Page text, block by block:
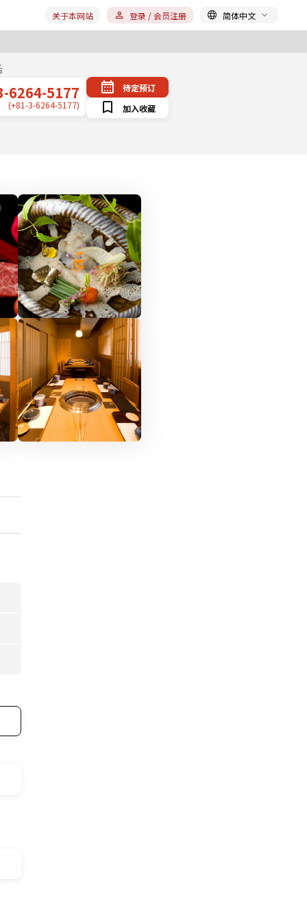
关于本网站 登录 / 会员注册 简体中文
6264-5177
(+81-3-6264-5177)
待定预订
加入收藏